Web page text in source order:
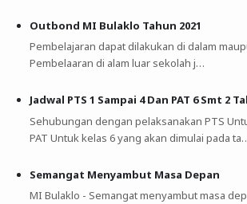
Outbond MI Bulaklo Tahun 2021
Pembelajaran dapat dilakukan di dalam
Pembelaaran di alam luar sekolah j…
Jadwal PTS 1 Sampai 4 Dan PAT 6 Smt 2
Sehubungan dengan pelaksanakan PTS
PAT Untuk kelas 6 yang akan dimulai pada
Semangat Menyambut Masa Depan
MI Bulaklo - Semangat menyambut masa